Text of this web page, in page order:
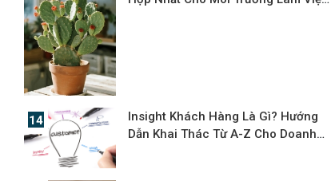
Insight Khách Hàng Là Gì? Hướng
Dẫn Khai Thác Từ A-Z Cho Doanh